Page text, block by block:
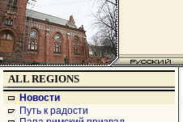
ALL REGIONS
Новости
Путь к радости